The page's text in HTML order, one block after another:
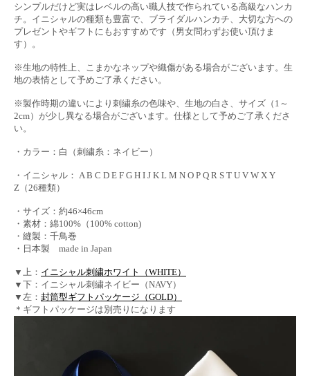
シンプルだけど実はレベルの高い職人技で作られている高級なハンカ
チ。イニシャルの種類も豊富で、ブライダルハンカチ、大切な方への
プレゼントやギフトにもおすすめです（男女問わずお使い頂けま
す）。
※生地の特性上、こまかなネップや織傷がある場合がございます。生
地の表情として予めご了承ください。
※製作時期の違いにより刺繍糸の色味や、生地の白さ、サイズ（1～
2cm）が少し異なる場合がございます。仕様として予めご了承くださ
い。
・カラー：白（刺繍糸：ネイビー）
・イニシャル： A B C D E F G H I J K L M N O P Q R S T U V W X Y
Z（26種類）
・サイズ：約46×46cm
・素材：綿100%（100% cotton)
・縫製：千鳥巻
・日本製 made in Japan
▼上： イニシャル刺繍ホワイト（WHITE）
▼下：イニシャル刺繍ネイビー（NAVY）
▼左： 封筒型ギフトパッケージ（GOLD）
＊ギフトパッケージは別売りになります